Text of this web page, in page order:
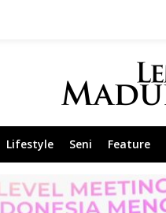
Lifestyle Seni Feature